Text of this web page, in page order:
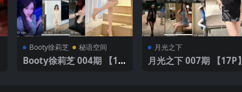
Booty徐莉芝 秘语空间
Booty徐莉芝 004期 【19
月光之下
月光之下 007期 【17P】